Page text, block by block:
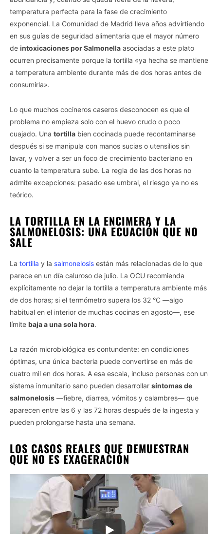
temperatura perfecta para la fase de crecimiento
exponencial. La Comunidad de Madrid lleva años advirtiendo
en sus guías de seguridad alimentaria que el mayor número
de intoxicaciones por Salmonella asociadas a este plato
ocurren precisamente porque la tortilla «ya hecha se mantiene
a temperatura ambiente durante más de dos horas antes de
consumirla».
Lo que muchos cocineros caseros desconocen es que el
problema no empieza solo con el huevo crudo o poco
cuajado. Una tortilla bien cocinada puede recontaminarse
después si se manipula con manos sucias o utensilios sin
lavar, y volver a ser un foco de crecimiento bacteriano en
cuanto la temperatura sube. La regla de las dos horas no
admite excepciones: pasado ese umbral, el riesgo ya no es
teórico.
LA TORTILLA EN LA ENCIMERA Y LA
SALMONELOSIS: UNA ECUACIÓN QUE NO
SALE
La tortilla y la salmonelosis están más relacionadas de lo que
parece en un día caluroso de julio. La OCU recomienda
explícitamente no dejar la tortilla a temperatura ambiente más
de dos horas; si el termómetro supera los 32 °C —algo
habitual en el interior de muchas cocinas en agosto—, ese
límite baja a una sola hora.
La razón microbiológica es contundente: en condiciones
óptimas, una única bacteria puede convertirse en más de
cuatro mil en dos horas. A esa escala, incluso personas con un
sistema inmunitario sano pueden desarrollar síntomas de
salmonelosis —fiebre, diarrea, vómitos y calambres— que
aparecen entre las 6 y las 72 horas después de la ingesta y
pueden prolongarse hasta una semana.
LOS CASOS REALES QUE DEMUESTRAN
QUE NO ES EXAGERACIÓN